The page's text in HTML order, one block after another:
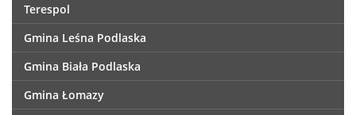
Terespol
Gmina Leśna Podlaska
Gmina Biała Podlaska
Gmina Łomazy